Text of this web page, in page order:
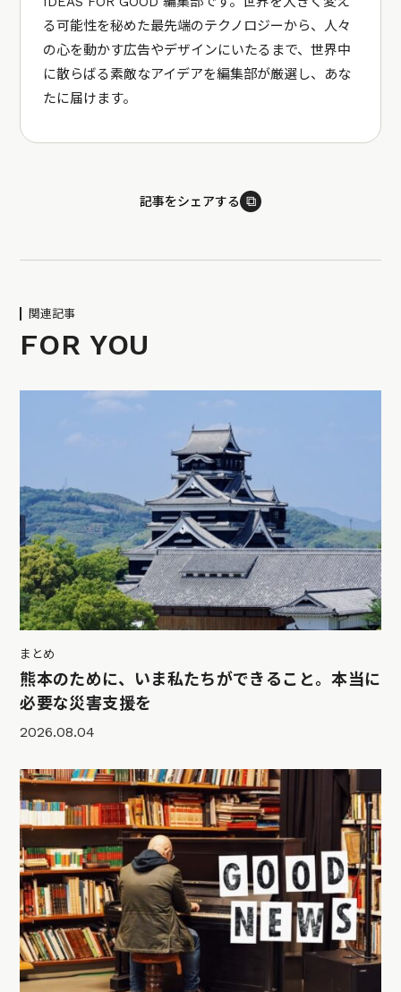
る可能性を秘めた最先端のテクノロジーから、人々
の心を動かす広告やデザインにいたるまで、世界中
に散らばる素敵なアイデアを編集部が厳選し、あな
たに届けます。
記事をシェアする ⧉
関連記事
FOR YOU
まとめ
熊本のために、いま私たちができること。本当に
必要な災害支援を
2026.08.04